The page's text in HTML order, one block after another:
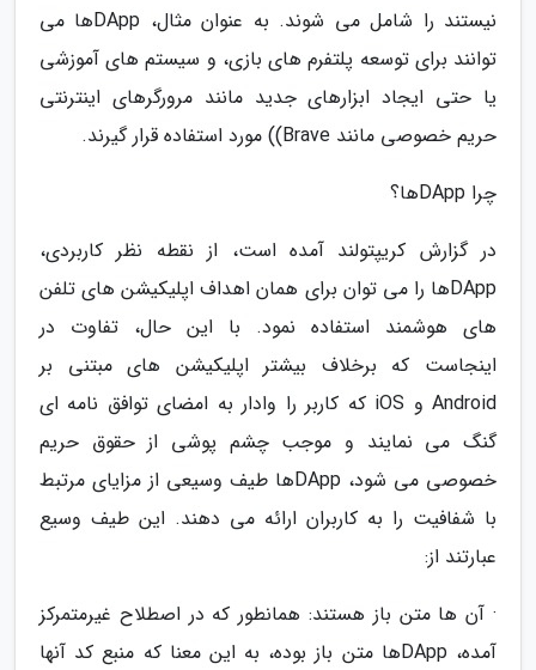
نیستند را شامل می شوند. به عنوان مثال، DAppها می
توانند برای توسعه پلتفرم های بازی، و سیستم های آموزشی
یا حتی ایجاد ابزارهای جدید مانند مرورگرهای اینترنتی
حریم خصوصی مانند Brave)) مورد استفاده قرار گیرند.
چرا DAppها؟
در گزارش کریپتولند آمده است، از نقطه نظر کاربردی،
DAppها را می توان برای همان اهداف اپلیکیشن های تلفن
های هوشمند استفاده نمود. با این حال، تفاوت در
اینجاست که برخلاف بیشتر اپلیکیشن های مبتنی بر
Android و iOS که کاربر را وادار به امضای توافق نامه ای
گنگ می نمایند و موجب چشم پوشی از حقوق حریم
خصوصی می شود، DAppها طیف وسیعی از مزایای مرتبط
با شفافیت را به کاربران ارائه می دهند. این طیف وسیع
عبارتند از:
· آن ها متن باز هستند: همانطور که در اصطلاح غیرمتمرکز
آمده، DAppها متن باز بوده، به این معنا که منبع کد آنها